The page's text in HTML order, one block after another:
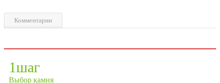
Комментарии
1шаг
Выбор камня